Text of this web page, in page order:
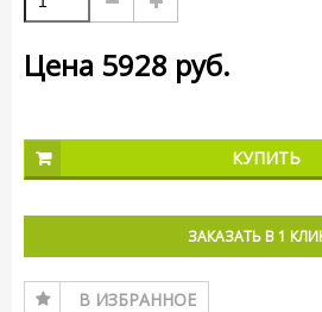
Цена 5928 руб.
КУПИТЬ
ЗАКАЗАТЬ В 1
В ИЗБРАННОЕ